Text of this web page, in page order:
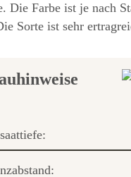
Die Farbe ist je nach
Sorte ist sehr